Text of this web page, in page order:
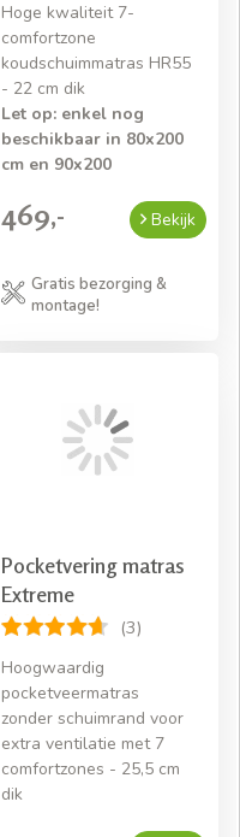
Hoge kwaliteit 7-
comfortzone
koudschuimmatras HR55
- 22 cm dik
Let op: enkel nog
beschikbaar in 80x200
cm en 90x200
469,- Bekijk
Gratis bezorging &
montage!
Pocketvering matras
Extreme
(3)
Hoogwaardig
pocketveermatras
zonder schuimrand voor
extra ventilatie met 7
comfortzones - 25,5 cm
dik